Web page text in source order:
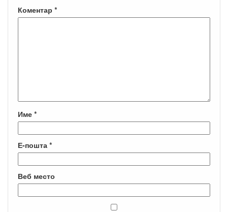
Коментар *
Име *
Е-пошта *
Веб место